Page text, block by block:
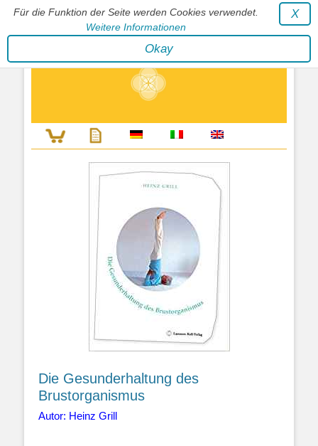
Für die Funktion der Seite werden Cookies verwendet.
Weitere Informationen
X
Okay
Stephan Wunderlich Verlag
Literatur zur Förderung der Gestaltfähigkeit des Lebens
Die Gesunderhaltung des
Brustorganismus
Autor: Heinz Grill